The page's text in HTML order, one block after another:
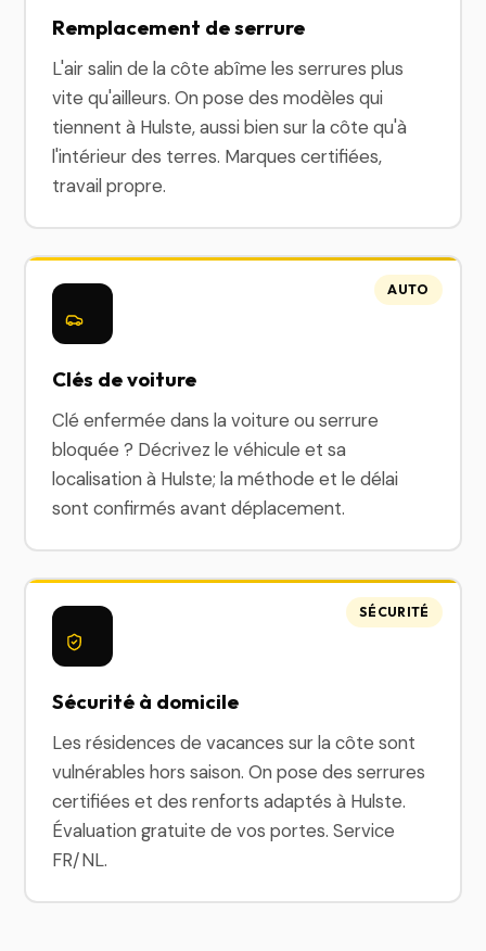
Remplacement de serrure
L'air salin de la côte abîme les serrures plus
vite qu'ailleurs. On pose des modèles qui
tiennent à Hulste, aussi bien sur la côte qu'à
l'intérieur des terres. Marques certifiées,
travail propre.
Clés de voiture
Clé enfermée dans la voiture ou serrure
bloquée ? Décrivez le véhicule et sa
localisation à Hulste; la méthode et le délai
sont confirmés avant déplacement.
AUTO
Sécurité à domicile
Les résidences de vacances sur la côte sont
vulnérables hors saison. On pose des serrures
certifiées et des renforts adaptés à Hulste.
Évaluation gratuite de vos portes. Service
FR/NL.
SÉCURITÉ